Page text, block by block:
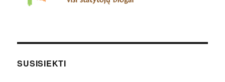
SUSISIEKTI